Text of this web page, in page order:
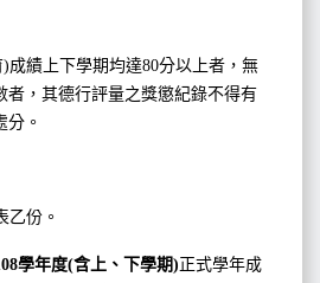
下學期均達80分以上者，無
者，其德行評量之獎懲紀錄不得有
分。
份。
學年度(含上、下學期) 正式學年成